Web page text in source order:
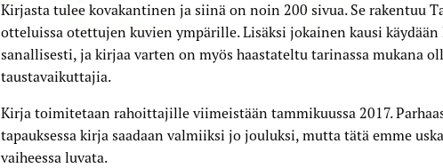
Kirjasta tulee kovakantinen ja siinä on noin 200 sivua. Se rakentuu
otteluissa otettujen kuvien ympärille. Lisäksi jokainen kausi käydään
sanallisesti, ja kirjaa varten on myös haastateltu tarinassa mukana
taustavaikuttajia.
Kirja toimitetaan rahoittajille viimeistään tammikuussa 2017.
tapauksessa kirja saadaan valmiiksi jo jouluksi, mutta tätä emme
vaiheessa luvata.